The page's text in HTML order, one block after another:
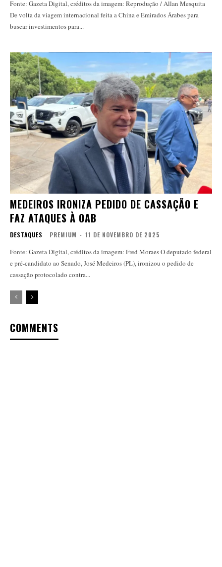
Fonte: Gazeta Digital, créditos da imagem: Reprodução / Allan Mesquita
De volta da viagem internacional feita a China e Emirados Árabes para
buscar investimentos para...
MEDEIROS IRONIZA PEDIDO DE CASSAÇÃO E
FAZ ATAQUES À OAB
DESTAQUES PREMIUM - 11 DE NOVEMBRO DE 2025
Fonte: Gazeta Digital, créditos da imagem: Fred Moraes O deputado federal
e pré-candidato ao Senado, José Medeiros (PL), ironizou o pedido de
cassação protocolado contra...
COMMENTS